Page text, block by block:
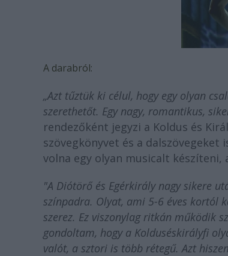
A darabról:
„Azt tűztük ki célul, hogy egy olyan
szerethetőt. Egy nagy, romantikus,
rendezőként jegyzi a Koldus és
szövegkönyvet és a dalszövegeket
volna egy olyan musicalt
"A Diótörő és Egérkirály nagy sikere
színpadra. Olyat, ami 5-6 éves kortól
szerez. Ez viszonylag ritkán működik
gondoltam, hogy a Kolduséskirályfi
valót, a sztori is több rétegű. Azt